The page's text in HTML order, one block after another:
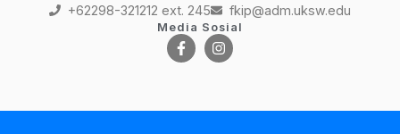
+62298-321212 ext. 245 fkip@adm.uksw.edu
Media Sosial